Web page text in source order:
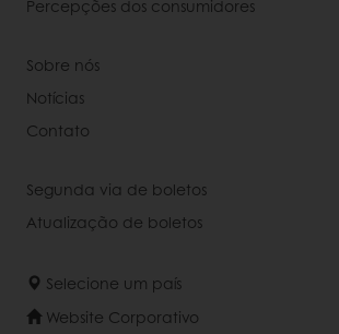
Percepções dos consumidores
Sobre nós
Notícias
Contato
Segunda via de boletos
Atualização de boletos
Selecione um país
Website Corporativo